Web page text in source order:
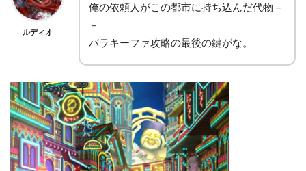
ルディオ
俺の依頼人がこの都市に持ち込んだ代物－
－
バラキーファ攻略の最後の鍵がな。